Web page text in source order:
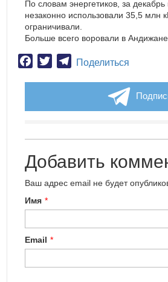
По словам энергетиков, за
незаконно использовали 35,5 млн
ограничивали.
Больше всего воровали в
Facebook
TwitterTelegram
Поделиться
Добавить
Ваш адрес email не будет
Имя *
Email *